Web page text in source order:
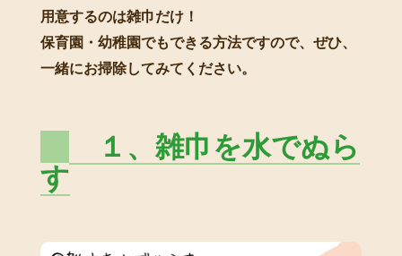
用意するのは雑巾だけ！
保育園・幼稚園でもできる方法ですので、ぜひ、
一緒にお掃除してみてください。
１、雑巾を水でぬら
す